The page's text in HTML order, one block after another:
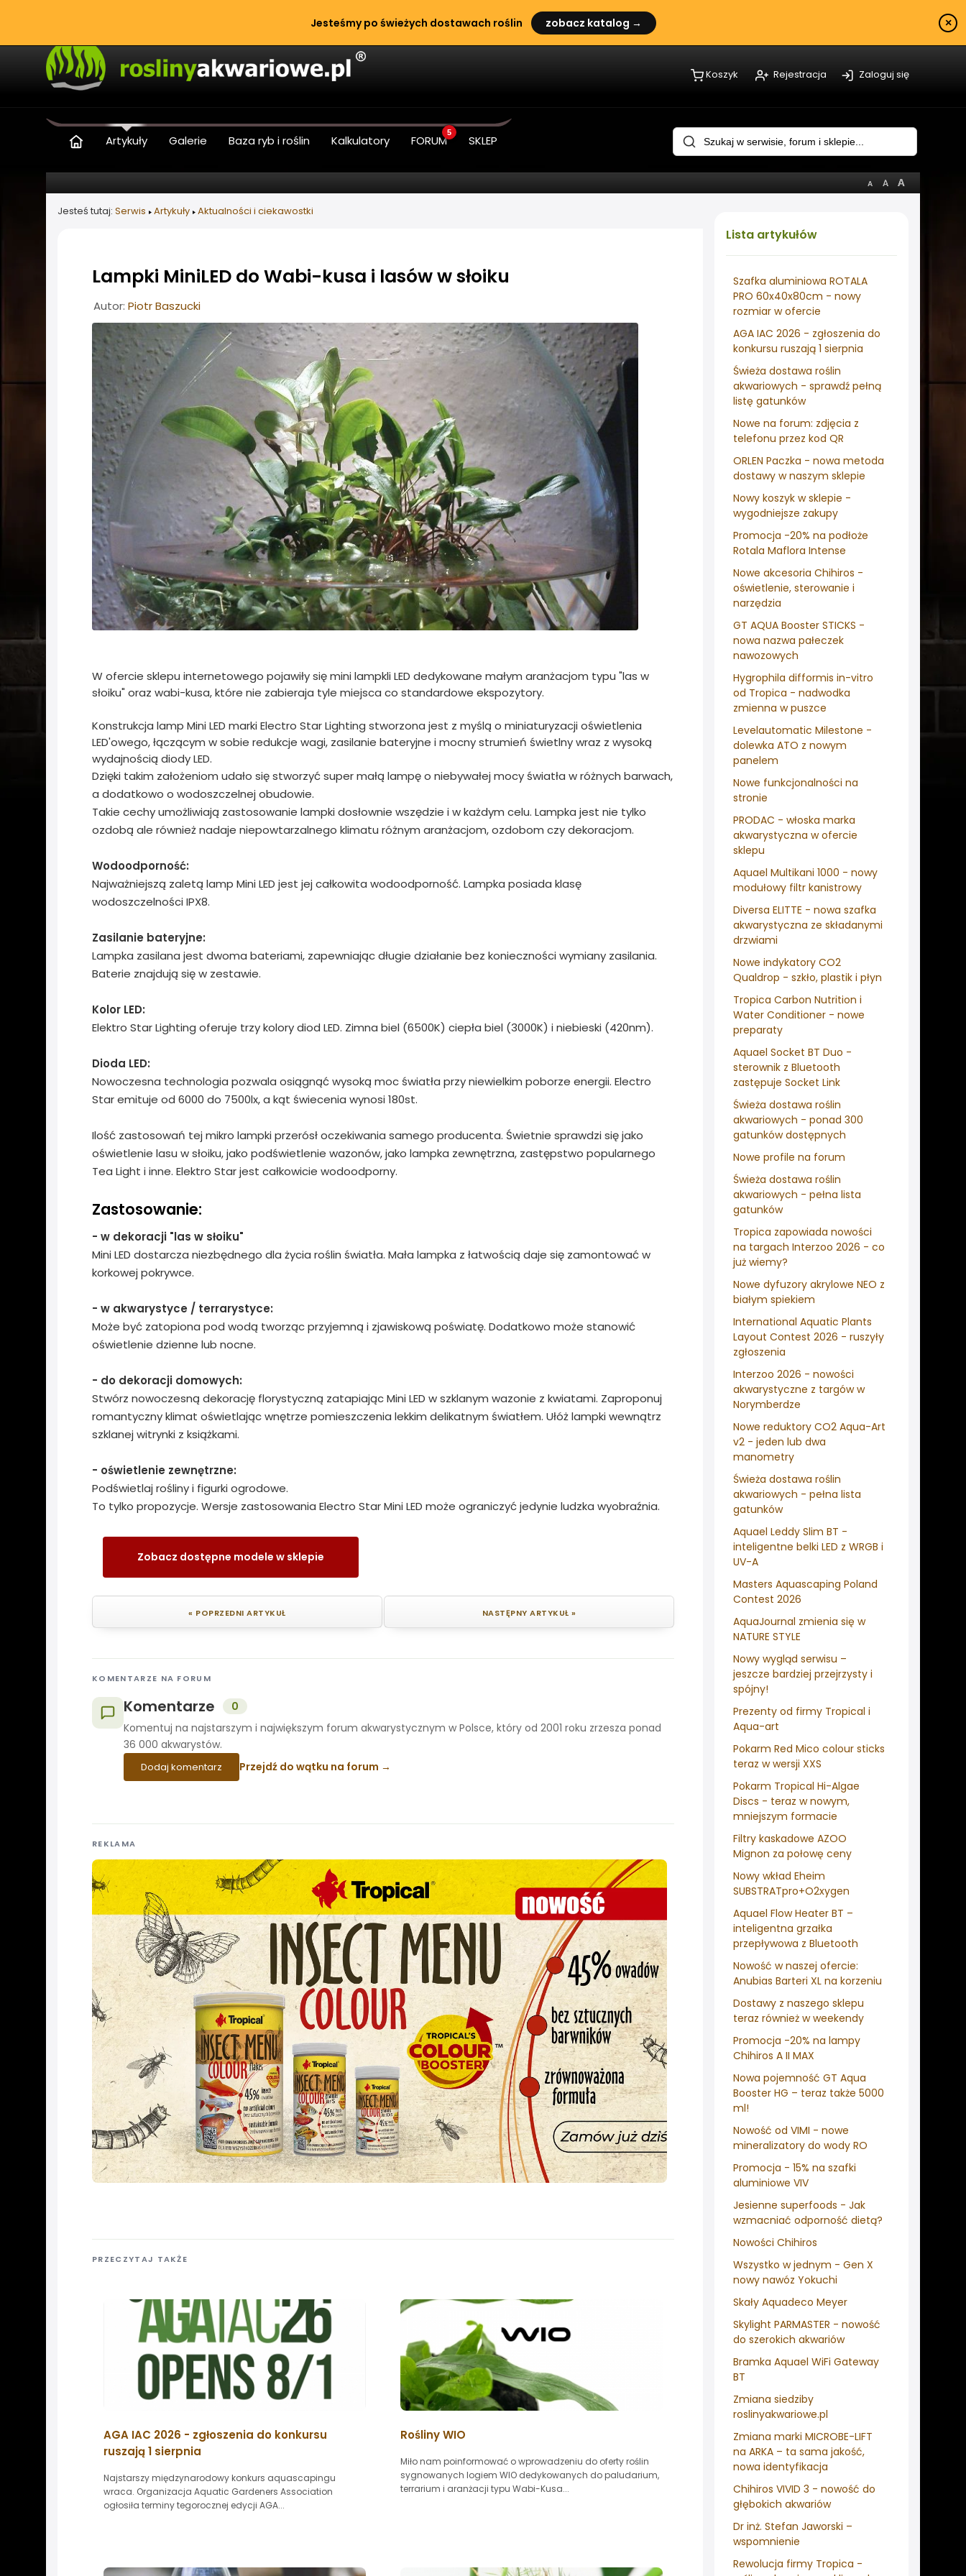
Jesteśmy po świeżych dostawach roślin zobacz katalog → ×
Koszyk Rejestracja Zaloguj się
Artykuły Galerie Baza ryb i roślin Kalkulatory FORUM
5
SKLEP
Lista artykułów
Szafka aluminiowa ROTALA
PRO 60x40x80cm - nowy
rozmiar w ofercie
AGA IAC 2026 - zgłoszenia do
konkursu ruszają 1 sierpnia
Świeża dostawa roślin
akwariowych - sprawdź pełną
listę gatunków
Nowe na forum: zdjęcia z
telefonu przez kod QR
ORLEN Paczka - nowa metoda
dostawy w naszym sklepie
Nowy koszyk w sklepie -
wygodniejsze zakupy
Promocja -20% na podłoże
Rotala Maflora Intense
Nowe akcesoria Chihiros -
oświetlenie, sterowanie i
narzędzia
GT AQUA Booster STICKS -
nowa nazwa pałeczek
nawozowych
Hygrophila difformis in-vitro
od Tropica - nadwodka
zmienna w puszce
Levelautomatic Milestone -
dolewka ATO z nowym
panelem
Nowe funkcjonalności na
stronie
PRODAC - włoska marka
akwarystyczna w ofercie
sklepu
Aquael Multikani 1000 - nowy
modułowy filtr kanistrowy
Diversa ELITTE - nowa szafka
akwarystyczna ze składanymi
drzwiami
Nowe indykatory CO2
Qualdrop - szkło, plastik i płyn
Tropica Carbon Nutrition i
Water Conditioner - nowe
preparaty
Aquael Socket BT Duo -
sterownik z Bluetooth
zastępuje Socket Link
Świeża dostawa roślin
akwariowych - ponad 300
gatunków dostępnych
Nowe profile na forum
Świeża dostawa roślin
akwariowych - pełna lista
gatunków
Tropica zapowiada nowości
na targach Interzoo 2026 - co
już wiemy?
Nowe dyfuzory akrylowe NEO z
białym spiekiem
International Aquatic Plants
Layout Contest 2026 - ruszyły
zgłoszenia
Interzoo 2026 - nowości
akwarystyczne z targów w
Norymberdze
Nowe reduktory CO2 Aqua-Art
v2 - jeden lub dwa
manometry
Świeża dostawa roślin
akwariowych - pełna lista
gatunków
Aquael Leddy Slim BT -
inteligentne belki LED z WRGB i
UV-A
Masters Aquascaping Poland
Contest 2026
AquaJournal zmienia się w
NATURE STYLE
Nowy wygląd serwisu –
jeszcze bardziej przejrzysty i
spójny!
Prezenty od firmy Tropical i
Aqua-art
Pokarm Red Mico colour sticks
teraz w wersji XXS
Pokarm Tropical Hi-Algae
Discs - teraz w nowym,
mniejszym formacie
Filtry kaskadowe AZOO
Mignon za połowę ceny
Nowy wkład Eheim
SUBSTRATpro+O2xygen
Aquael Flow Heater BT –
inteligentna grzałka
przepływowa z Bluetooth
Nowość w naszej ofercie:
Anubias Barteri XL na korzeniu
Dostawy z naszego sklepu
teraz również w weekendy
Promocja -20% na lampy
Chihiros A II MAX
Nowa pojemność GT Aqua
Booster HG – teraz także 5000
ml!
Nowość od VIMI - nowe
mineralizatory do wody RO
Promocja - 15% na szafki
aluminiowe VIV
Jesienne superfoods - Jak
wzmacniać odporność dietą?
Nowości Chihiros
Wszystko w jednym - Gen X
nowy nawóz Yokuchi
Skały Aquadeco Meyer
Skylight PARMASTER - nowość
do szerokich akwariów
Bramka Aquael WiFi Gateway
BT
Zmiana siedziby
roslinyakwariowe.pl
Zmiana marki MICROBE-LIFT
na ARKA – ta sama jakość,
nowa identyfikacja
Chihiros VIVID 3 - nowość do
głębokich akwariów
Dr inż. Stefan Jaworski –
wspomnienie
Rewolucja firmy Tropica -
Jesteś tutaj: Serwis Artykuły Aktualności i ciekawostki
Lampki MiniLED do Wabi-kusa i lasów w słoiku
Informacje o artykule
Autor: Piotr Baszucki
W ofercie sklepu internetowego pojawiły się mini lampkli LED dedykowane małym aranżacjom typu "las w
słoiku" oraz wabi-kusa, które nie zabieraja tyle miejsca co standardowe ekspozytory.
Konstrukcja lamp Mini LED marki Electro Star Lighting stworzona jest z myślą o miniaturyzacji oświetlenia
LED'owego, łączącym w sobie redukcje wagi, zasilanie bateryjne i mocny strumień świetlny wraz z wysoką
wydajnością diody LED.
Dzięki takim założeniom udało się stworzyć super małą lampę o niebywałej mocy światła w różnych barwach,
a dodatkowo o wodoszczelnej obudowie.
Takie cechy umożliwiają zastosowanie lampki dosłownie wszędzie i w każdym celu. Lampka jest nie tylko
ozdobą ale również nadaje niepowtarzalnego klimatu różnym aranżacjom, ozdobom czy dekoracjom.
Wodoodporność:
Najważniejszą zaletą lamp Mini LED jest jej całkowita wodoodporność. Lampka posiada klasę
wodoszczelności IPX8.
Zasilanie bateryjne:
Lampka zasilana jest dwoma bateriami, zapewniając długie działanie bez konieczności wymiany zasilania.
Baterie znajdują się w zestawie.
Kolor LED:
Elektro Star Lighting oferuje trzy kolory diod LED. Zimna biel (6500K) ciepła biel (3000K) i niebieski (420nm).
Dioda LED:
Nowoczesna technologia pozwala osiągnąć wysoką moc światła przy niewielkim poborze energii. Electro
Star emituje od 6000 do 7500lx, a kąt świecenia wynosi 180st.
Ilość zastosowań tej mikro lampki przerósł oczekiwania samego producenta. Świetnie sprawdzi się jako
oświetlenie lasu w słoiku, jako podświetlenie wazonów, jako lampka zewnętrzna, zastępstwo popularnego
Tea Light i inne. Elektro Star jest całkowicie wodoodporny.
Zastosowanie:
- w dekoracji "las w słoiku"
Mini LED dostarcza niezbędnego dla życia roślin światła. Mała lampka z łatwością daje się zamontować w
korkowej pokrywce.
- w akwarystyce / terrarystyce:
Może być zatopiona pod wodą tworząc przyjemną i zjawiskową poświatę. Dodatkowo może stanowić
oświetlenie dzienne lub nocne.
- do dekoracji domowych:
Stwórz nowoczesną dekorację florystyczną zatapiając Mini LED w szklanym wazonie z kwiatami. Zaproponuj
romantyczny klimat oświetlając wnętrze pomieszczenia lekkim delikatnym światłem. Ułóż lampki wewnątrz
szklanej witrynki z książkami.
- oświetlenie zewnętrzne:
Podświetlaj rośliny i figurki ogrodowe.
To tylko propozycje. Wersje zastosowania Electro Star Mini LED może ograniczyć jedynie ludzka wyobraźnia.
Zobacz dostępne modele w sklepie
« POPRZEDNI ARTYKUŁ NASTĘPNY ARTYKUŁ »
KOMENTARZE NA FORUM
Komentarze
0
Komentuj na najstarszym i największym forum akwarystycznym w Polsce, który od 2001 roku zrzesza ponad
36 000 akwarystów.
Dodaj komentarz Przejdź do wątku na forum
REKLAMA
PRZECZYTAJ TAKŻE
AGA IAC 2026 - zgłoszenia do konkursu
ruszają 1 sierpnia
Najstarszy międzynarodowy konkurs aquascapingu
wraca. Organizacja Aquatic Gardeners Association
ogłosiła terminy tegorocznej edycji AGA...
Rośliny WIO
Miło nam poinformować o wprowadzeniu do oferty roślin
sygnowanych logiem WIO dedykowanych do paludarium,
terrarium i aranżacji typu Wabi-Kusa...